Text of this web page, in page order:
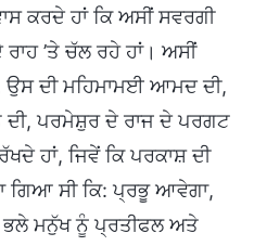
ਕਰਦੇ ਹਾਂ ਕਿ ਅਸੀਂ ਸਵਰਗੀ
’ਤੇ ਚੱਲ ਰਹੇ ਹਾਂ। ਅਸੀਂ
ਉਸ ਦੀ ਮਹਿਮਾਮਈ ਆਮਦ ਦੀ,
ਪਰਮੇਸ਼ੁਰ ਦੇ ਰਾਜ ਦੇ ਪਰਗਟ
ਹਾਂ, ਜਿਵੇਂ ਕਿ ਪਰਕਾਸ਼ ਦੀ
ਗਿਆ ਸੀ ਕਿ: ਪ੍ਰਭੂ ਆਵੇਗਾ,
ਭਲੇ ਮਨੁੱਖ ਨੂੰ ਪ੍ਰਤੀਫਲ ਅਤੇ